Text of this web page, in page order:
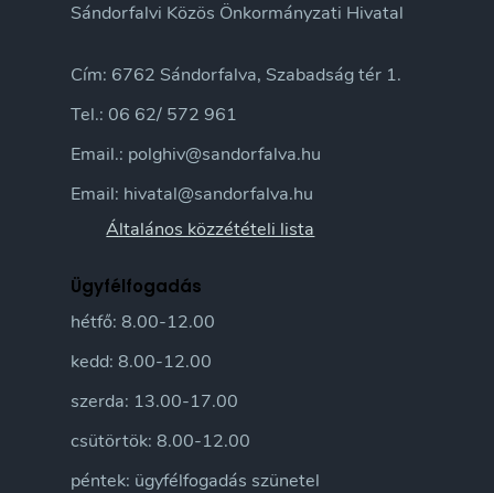
Sándorfalvi Közös Önkormányzati Hivatal
Cím: 6762 Sándorfalva, Szabadság tér 1.
Tel.: 06 62/ 572 961
Email.: polghiv@sandorfalva.hu
Email: hivatal@sandorfalva.hu
Általános közzétételi lista
Ügyfélfogadás
hétfő: 8.00-12.00
kedd: 8.00-12.00
szerda: 13.00-17.00
csütörtök: 8.00-12.00
péntek: ügyfélfogadás szünetel